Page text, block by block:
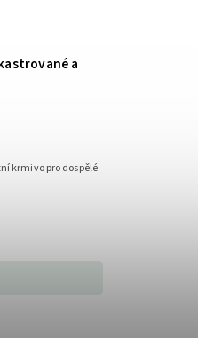
a
krmivo pro dospělé